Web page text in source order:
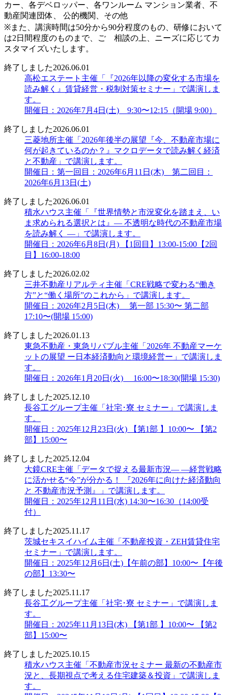
カー、各デベロッパー、各ワンルーム マンション業者、不
動産関連団体、 公的機関、その他
※また、講演時間は50分から90分程度のもの、研修において
は2日間程度のものまで、ご゙相談の上、ニーズに応じてカ
スタマイズいたします。
終了しました2026.06.01
高松エステート主催「『2026年以降の変化する市場を
読み解く』賃貸経営・税制対策セミナー」で講演しま
す。
開催日：2026年7月4日(土) 9:30〜12:15（開場 9:00）
終了しました2026.06.01
三菱地所主催「2026年後半の展望『今、不動産市場に
何が起きているのか？』マクロデータで読み解く経済
と不動産」で講演します。
開催日：第一回目：2026年6月11日(木) 第二回目：
2026年6月13日(土)
終了しました2026.06.01
積水ハウス主催「『世界情勢と市況変化を踏まえ、い
ま求められる選択とは』― 不透明な時代の不動産市場
を読み解く ―」で講演します。
開催日：2026年6月8日(月) 【1回目】13:00-15:00【2回
目】16:00-18:00
終了しました2026.02.02
三井不動産リアルティ主催「CRE戦略で変わる“働き
方”と“働く場所”のこれから」で講演します。
開催日：2026年2月5日(木) 第一部 15:30〜 第二部
17:10〜(開場 15:00)
終了しました2026.01.13
東急不動産・東急リバブル主催「2026年 不動産マーケ
ットの展望 ー日本経済動向と環境経営ー」で講演しま
す。
開催日：2026年1月20日(火) 16:00〜18:30(開場 15:30)
終了しました2025.12.10
長谷工グループ主催「社宅･寮 セミナー」で講演しま
す。
開催日：2025年12月23日(火) 【第1部 】10:00〜 【第2
部】15:00〜
終了しました2025.12.04
大鏡CRE主催「データで捉える最新市況― ―経営戦略
に活かせる“今”が分かる！ 『2026年に向けた経済動向
と 不動産市況予測』」で講演します。
開催日：2025年12月11日(水) 14:30〜16:30（14:00受
付）
終了しました2025.11.17
茨城セキスイハイム主催「不動産投資・ZEH賃貸住宅
セミナー」で講演します。
開催日：2025年12月6日(土)【午前の部】10:00〜【午後
の部】13:30〜
終了しました2025.11.17
長谷工グループ主催「社宅･寮 セミナー」で講演しま
す。
開催日：2025年11月13日(木) 【第1部 】10:00〜 【第2
部】15:00〜
終了しました2025.10.15
積水ハウス主催「不動産市況セミナー 最新の不動産市
況と、長期視点で考える住宅建築＆投資」で講演しま
す。